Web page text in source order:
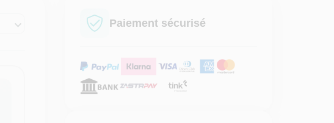
Paiement sécurisé